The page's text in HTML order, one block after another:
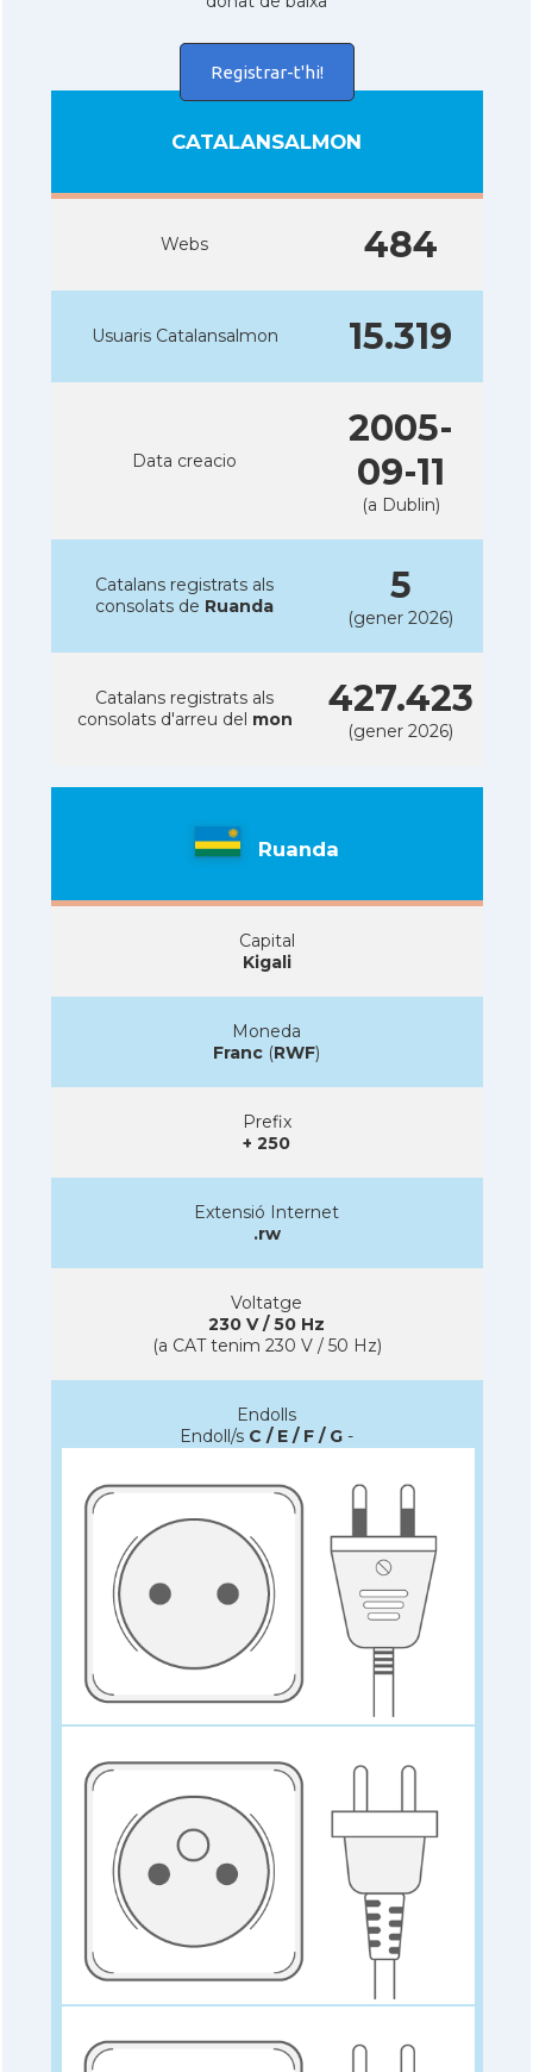
Registrar-t'hi!
CATALANSALMON
Webs 484
Usuaris Catalansalmon 15.319
Data creacio
2005-
09-11
(a Dublin)
Catalans registrats als
consolats de Ruanda 5
(gener 2026)
Catalans registrats als
consolats d'arreu del mon 427.423
(gener 2026)
Ruanda
Capital
Kigali
Moneda
Franc (RWF)
Prefix
+ 250
Extensió Internet
.rw
Voltatge
230 V / 50 Hz
(a CAT tenim 230 V / 50 Hz)
Endolls
Endoll/s C / E / F / G -